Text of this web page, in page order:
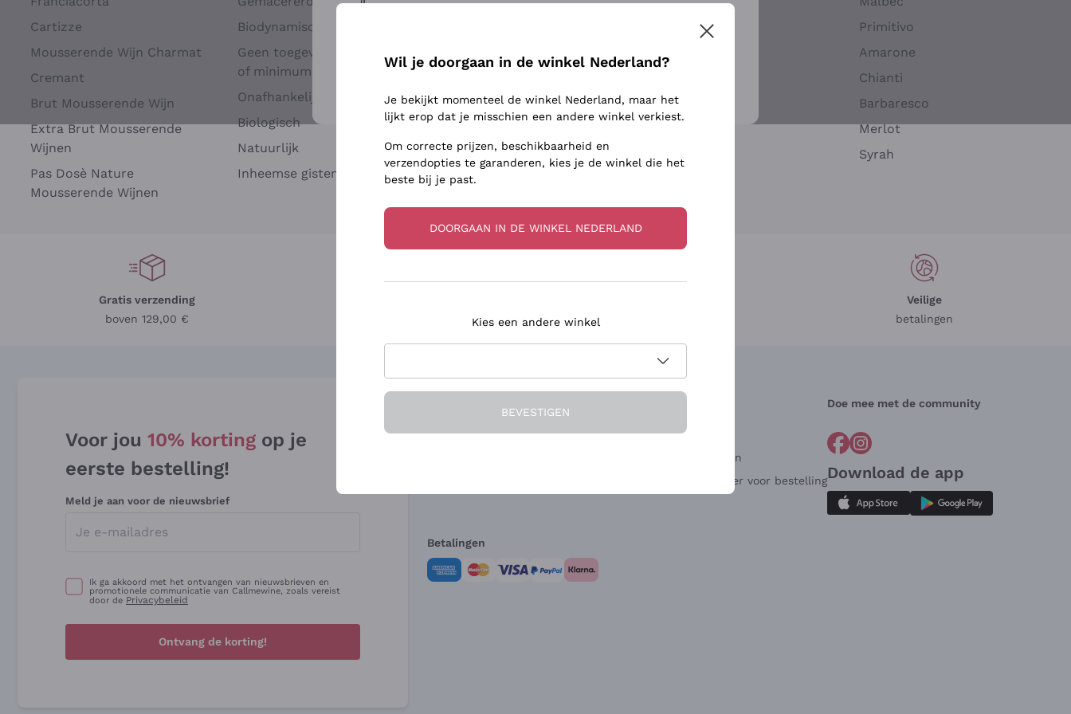
Cartizze
Mousserende Wijn Charmat
Cremant
Brut Mousserende Wijn
Extra Brut Mousserende
Wijnen
Pas Dosè Nature
Mousserende Wijnen
Biodynamisch
Geen toegevoegde sulfieten
of minimum
Onafhankelijke Wijnbouwers
Biologisch
Natuurlijk
Inheemse gisten
Argiolas
Ca' dei Frati
Chardonnay
Sauvignon
Primitivo
Amarone
Chianti
Barbaresco
Merlot
Syrah
Gratis verzending
boven 129,00 €
Veilige
betalingen
Voor jou 10% korting op je
eerste bestelling!
Meld je aan voor de nieuwsbrief
Ik ga akkoord met het ontvangen van nieuwsbrieven en
promotionele communicatie van Callmewine, zoals vereist
door de Privacybeleid
Ontvang de korting!
Over ons
Klantenservice
Verkoopvoorwaarden
Herroepingsformulier voor bestelling
Doe mee met de community
Download de app
Betalingen
Voor meer informatie, lees onzePrivacybeleid
Wil je doorgaan in de winkel Nederland?
Je bekijkt momenteel de winkel Nederland, maar het
lijkt erop dat je misschien een andere winkel verkiest.
Om correcte prijzen, beschikbaarheid en
verzendopties te garanderen, kies je de winkel die het
beste bij je past.
DOORGAAN IN DE WINKEL NEDERLAND
Kies een andere winkel
BEVESTIGEN